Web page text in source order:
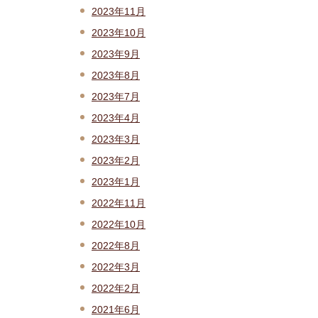
2023年11月
2023年10月
2023年9月
2023年8月
2023年7月
2023年4月
2023年3月
2023年2月
2023年1月
2022年11月
2022年10月
2022年8月
2022年3月
2022年2月
2021年6月